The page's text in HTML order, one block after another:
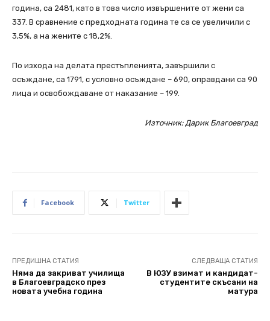
година, са 2481, като в това число извършените от жени са
337. В сравнение с предходната година те са се увеличили с
3,5%, а на жените с 18,2%.
По изхода на делата престъпленията, завършили с
осъждане, са 1791, с условно осъждане – 690, оправдани са 90
лица и освобождаване от наказание – 199.
Източник: Дарик Благоевград
Facebook Twitter
ПРЕДИШНА СТАТИЯ
Няма да закриват училища
в Благоевградско през
новата учебна година
СЛЕДВАЩА СТАТИЯ
В ЮЗУ взимат и кандидат-
студентите скъсани на
матура